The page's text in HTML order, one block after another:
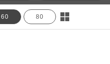
60 80